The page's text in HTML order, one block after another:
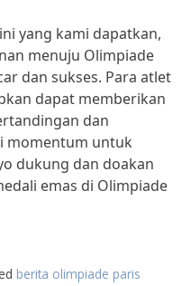
yang kami dapatkan,
menuju Olimpiade
dan sukses. Para atlet
dapat memberikan
dan
momentum untuk
dukung dan doakan
emas di Olimpiade
berita olimpiade paris